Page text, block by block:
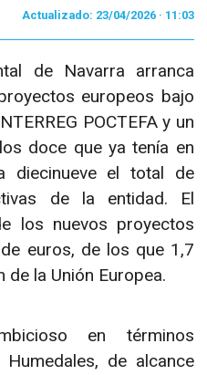
Actualizado: 23/04/2026 · 11:03
de Navarra arranca
europeos bajo
POCTEFA y un
doce que ya tenía en
diecinueve el total de
de la entidad. El
los nuevos proyectos
euros, de los que 1,7
de la Unión Europea.
en términos
de alcance